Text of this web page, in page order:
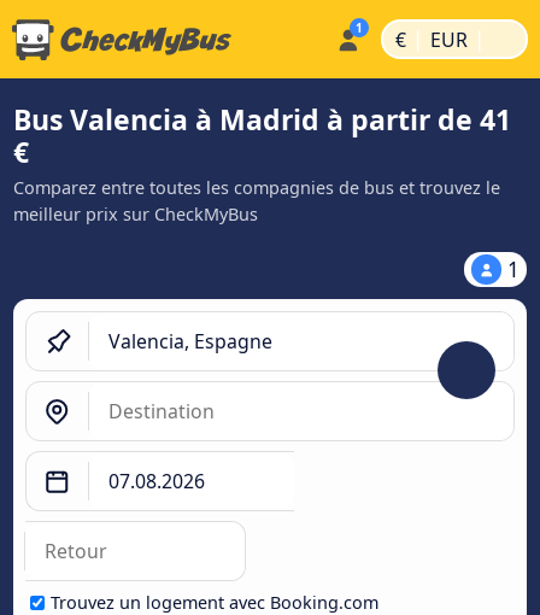
€ | EUR |
Bus Valencia à Madrid à partir de 41
€
Comparez entre toutes les compagnies de bus et trouvez le
meilleur prix sur CheckMyBus
1
Trouvez un logement avec Booking.com